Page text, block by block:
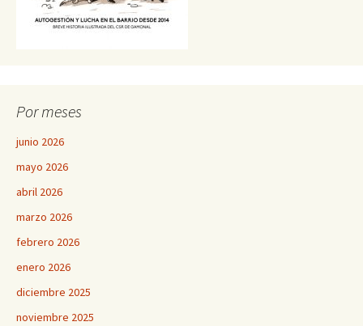
Por meses
junio 2026
mayo 2026
abril 2026
marzo 2026
febrero 2026
enero 2026
diciembre 2025
noviembre 2025